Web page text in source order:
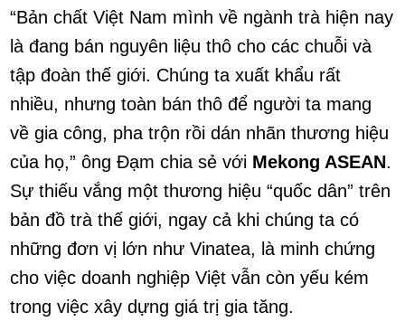
“Bản chất Việt Nam mình về ngành trà hiện nay
là đang bán nguyên liệu thô cho các chuỗi và
tập đoàn thế giới. Chúng ta xuất khẩu rất
nhiều, nhưng toàn bán thô để người ta mang
về gia công, pha trộn rồi dán nhãn thương hiệu
của họ,” ông Đạm chia sẻ với Mekong ASEAN.
Sự thiếu vắng một thương hiệu “quốc dân” trên
bản đồ trà thế giới, ngay cả khi chúng ta có
những đơn vị lớn như Vinatea, là minh chứng
cho việc doanh nghiệp Việt vẫn còn yếu kém
trong việc xây dựng giá trị gia tăng.